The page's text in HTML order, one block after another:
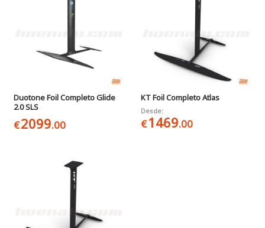
Duotone Foil Completo Glide
2.0 SLS
€2099.00
KT Foil Completo Atlas
Desde:
€1469.00